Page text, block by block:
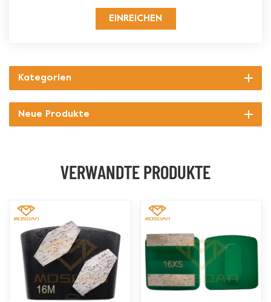
EINREICHEN
Kategorien
Neue Produkte
VERWANDTE PRODUKTE